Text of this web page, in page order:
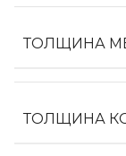
ТОЛЩИНА
ТОЛЩИНА